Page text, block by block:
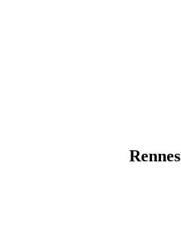
Rennes